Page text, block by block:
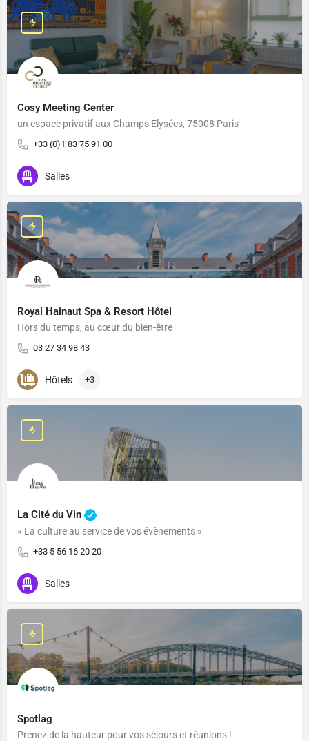
Cosy Meeting Center
un espace privatif aux Champs Elysées, 75008 Paris
+33 (0)1 83 75 91 00
Salles
Royal Hainaut Spa & Resort Hôtel
Hors du temps, au cœur du bien-être
03 27 34 98 43
Hôtels +3
La Cité du Vin
« La culture au service de vos évènements »
+33 5 56 16 20 20
Salles
Spotlag
Prenez de la hauteur pour vos séjours et réunions !